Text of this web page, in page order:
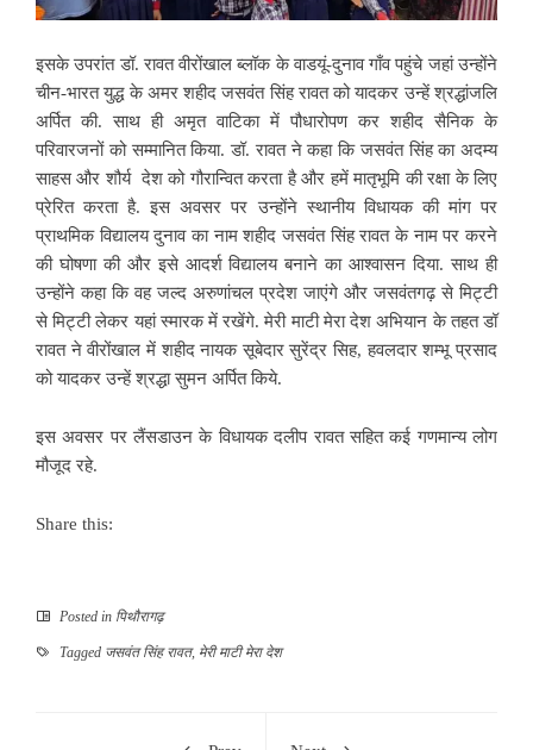
इसके उपरांत डॉ. रावत वीरोंखाल ब्लॉक के वाडयूं-दुनाव गाँव पहुंचे जहां उन्होंने
चीन-भारत युद्ध के अमर शहीद जसवंत सिंह रावत को यादकर उन्हें श्रद्धांजलि
अर्पित की. साथ ही अमृत वाटिका में पौधारोपण कर शहीद सैनिक के
परिवारजनों को सम्मानित किया. डॉ. रावत ने कहा कि जसवंत सिंह का अदम्य
साहस और शौर्य देश को गौरान्वित करता है और हमें मातृभूमि की रक्षा के लिए
प्रेरित करता है. इस अवसर पर उन्होंने स्थानीय विधायक की मांग पर
प्राथमिक विद्यालय दुनाव का नाम शहीद जसवंत सिंह रावत के नाम पर करने
की घोषणा की और इसे आदर्श विद्यालय बनाने का आश्वासन दिया. साथ ही
उन्होंने कहा कि वह जल्द अरुणांचल प्रदेश जाएंगे और जसवंतगढ़ से मिट्टी
से मिट्टी लेकर यहां स्मारक में रखेंगे. मेरी माटी मेरा देश अभियान के तहत डॉ
रावत ने वीरोंखाल में शहीद नायक सूबेदार सुरेंद्र सिह, हवलदार शम्भू प्रसाद
को यादकर उन्हें श्रद्धा सुमन अर्पित किये.
इस अवसर पर लैंसडाउन के विधायक दलीप रावत सहित कई गणमान्य लोग
मौजूद रहे.
Share this:
Posted in पिथौरागढ़
Tagged जसवंत सिंह रावत, मेरी माटी मेरा देश